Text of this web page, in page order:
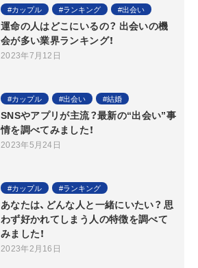
カップル ランキング 出会い
運命の人はどこにいるの？ 出会いの機
会が多い業界ランキング！
2023年7月12日
カップル 出会い 結婚
SNSやアプリが主流？最新の“出会い”事
情を調べてみました！
2023年5月24日
カップル ランキング
あなたは、どんな人と一緒にいたい？ 思
わず好かれてしまう人の特徴を調べて
みました！
2023年2月16日